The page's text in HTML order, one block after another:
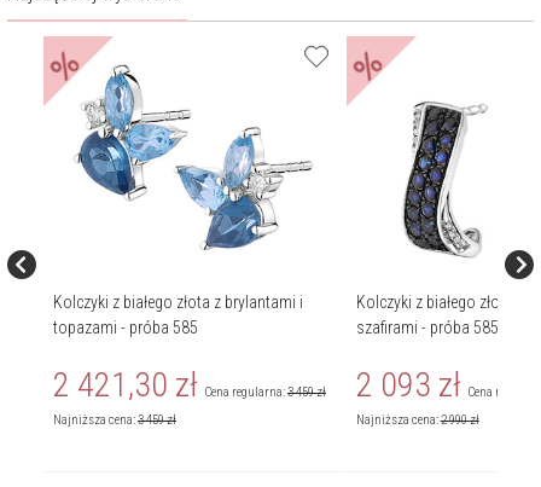
%
Kolczyki z białego złota z brylantami i
topazami - próba 585
2 421,30 zł Cena regularna:3 459zł
Najniższa cena:3 459zł
%
Kolczyki z białego złota z
szafirami - próba 585
2 093 zł Cena
Najniższa cena:2 990zł